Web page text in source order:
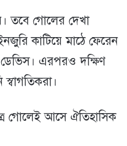
তবে গোলের দেখা
কাটিয়ে মাঠে ফেরেন
এরপরও দক্ষিণ
গোলেই আসে ঐতিহাসিক